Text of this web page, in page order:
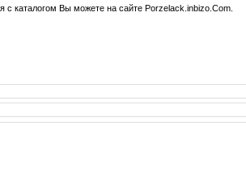
каталогом Вы можете на сайте Porzelack.inbizo.Com.